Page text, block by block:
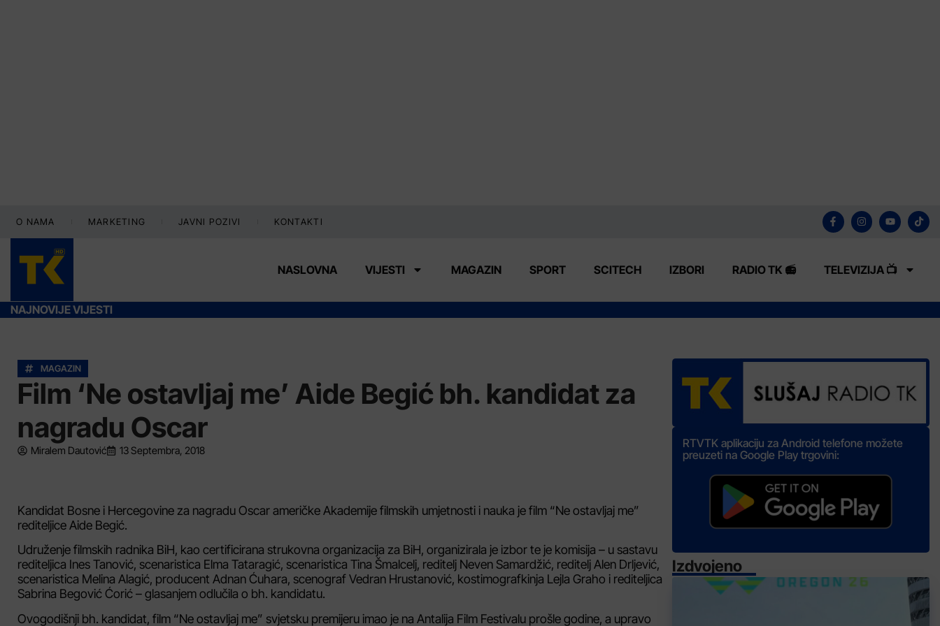
O NAMA MARKETING JAVNI POZIVI KONTAKTI
NASLOVNA VIJESTI MAGAZIN SPORT SCITECH IZBORI RADIO TK 📻 TELEVIZIJA 📺
NAJNOVIJE VIJESTI
MAGAZIN
Film ‘Ne ostavljaj me’ Aide Begić bh. kandidat za
nagradu Oscar
Miralem Dautović 13 Septembra, 2018
Kandidat Bosne i Hercegovine za nagradu Oscar američke Akademije filmskih umjetnosti i nauka je film “Ne ostavljaj me”
rediteljice Aide Begić.
Udruženje filmskih radnika BiH, kao certificirana strukovna organizacija za BiH, organizirala je izbor te je komisija – u sastavu
rediteljica Ines Tanović, scenaristica Elma Tataragić, scenaristica Tina Šmalcelj, reditelj Neven Samardžić, reditelj Alen Drljević,
scenaristica Melina Alagić, producent Adnan Ćuhara, scenograf Vedran Hrustanović, kostimografkinja Lejla Graho i rediteljica
Sabrina Begović Ćorić – glasanjem odlučila o bh. kandidatu.
Ovogodišnji bh. kandidat, film “Ne ostavljaj me” svjetsku premijeru imao je na Antalija Film Festivalu prošle godine, a upravo
RTVTK aplikaciju za Android telefone možete
preuzeti na Google Play trgovini:
Izdvojeno